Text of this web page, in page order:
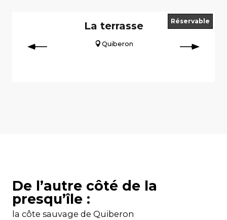
La terrasse
Quiberon
Réservable
De l’autre côté de la
presqu’île :
la côte sauvage de Quiberon